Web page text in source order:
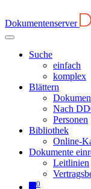
Dokumentenserver
Suche
einfach
komplex
Blättern
Nach
Personen
Bibliothek
Online-
Dokumente
Leitlinien
0